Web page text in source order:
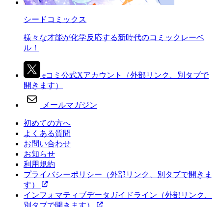
シードコミックス
様々な才能が化学反応する新時代のコミックレーベ
ル！
eコミ公式Xアカウント
（外部リンク、別タブで
開きます）
メールマガジン
初めての方へ
よくある質問
お問い合わせ
お知らせ
利用規約
プライバシーポリシー （外部リンク、別タブで開きま
す）
インフォマティブデータガイドライン （外部リンク、
別タブで開きます）